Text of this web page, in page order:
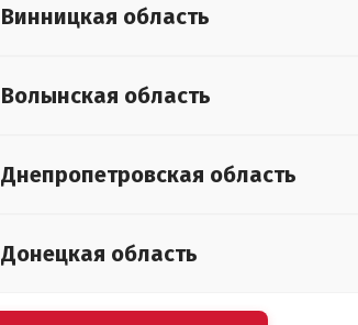
Винницкая область
Волынская область
Днепропетровская область
Донецкая область